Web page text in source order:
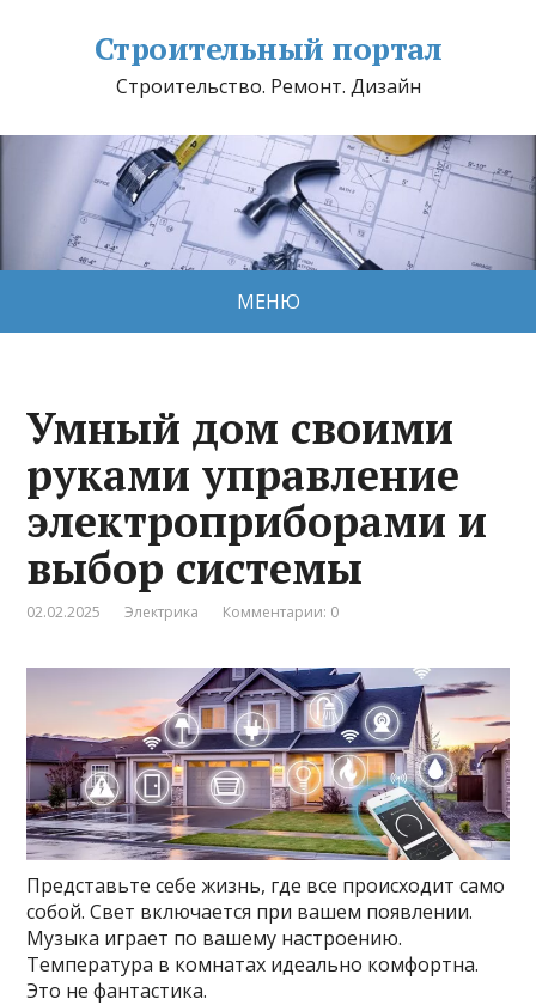
Строительный портал
Строительство. Ремонт. Дизайн
МЕНЮ
Умный дом своими
руками управление
электроприборами и
выбор системы
02.02.2025 Электрика Комментарии: 0
Представьте себе жизнь, где все происходит само
собой. Свет включается при вашем появлении.
Музыка играет по вашему настроению.
Температура в комнатах идеально комфортна.
Это не фантастика.